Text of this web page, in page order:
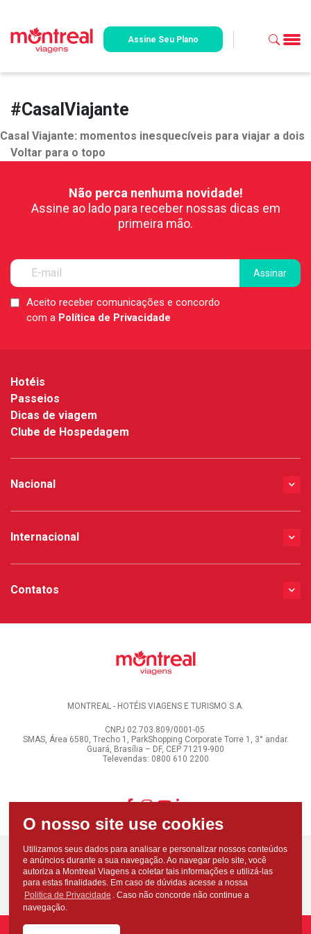
Assine Seu Plano
#CasalViajante
Casal Viajante: momentos inesquecíveis para viajar a dois
Voltar para o topo
Não perca nenhuma novidade!
Assine ao lado para receber nossas dicas em
primeira mão.
LGPDAceito receber comunicações e concordo
com a Política de Privacidade
Hotéis
Passeios
Dicas de viagem
Clube de Hospedagem
Nacional
Internacional
Contatos
MONTREAL - HOTÉIS VIAGENS E TURISMO S.A.
CNPJ 02.703.809/0001-05.
SMAS, Área 6580, Trecho 1, ParkShopping Corporate Torre 1, 3° andar.
Guará, Brasília – DF, CEP 71219-900
Televendas: 0800 610 2200
Utilizamos seus dados para analisar e personalizar nossos conteúdos
e anúncios durante a sua navegação. Ao navegar pelo site, você
autoriza a Montreal Viagens a coletar tais informações e utilizá-las
para estas finalidades. Em caso de dúvidas acesse a nossa
Politica de Privacidade . Caso não concorde não continue a
navegação.